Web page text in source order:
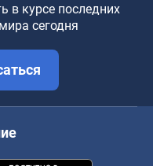
в курсе последних
сегодня